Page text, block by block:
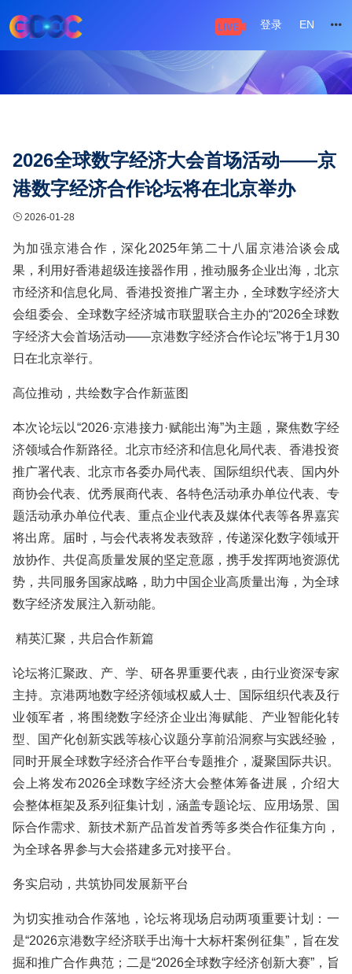
登录 EN
2026全球数字经济大会首场活动——京
港数字经济合作论坛将在北京举办
2026-01-28
为加强京港合作，深化2025年第二十八届京港洽谈会成
果，利用好香港超级连接器作用，推动服务企业出海，北京
市经济和信息化局、香港投资推广署主办，全球数字经济大
会组委会、全球数字经济城市联盟联合主办的“2026全球数
字经济大会首场活动——京港数字经济合作论坛”将于1月30
日在北京举行。
高位推动，共绘数字合作新蓝图
本次论坛以“2026·京港接力·赋能出海”为主题，聚焦数字经
济领域合作新路径。北京市经济和信息化局代表、香港投资
推广署代表、北京市各委办局代表、国际组织代表、国内外
商协会代表、优秀展商代表、各特色活动承办单位代表、专
题活动承办单位代表、重点企业代表及媒体代表等各界嘉宾
将出席。届时，与会代表将发表致辞，传递深化数字领域开
放协作、共促高质量发展的坚定意愿，携手发挥两地资源优
势，共同服务国家战略，助力中国企业高质量出海，为全球
数字经济发展注入新动能。
精英汇聚，共启合作新篇
论坛将汇聚政、产、学、研各界重要代表，由行业资深专家
主持。京港两地数字经济领域权威人士、国际组织代表及行
业领军者，将围绕数字经济企业出海赋能、产业智能化转
型、国产化创新实践等核心议题分享前沿洞察与实践经验，
同时开展全球数字经济合作平台专题推介，凝聚国际共识。
会上将发布2026全球数字经济大会整体筹备进展，介绍大
会整体框架及系列征集计划，涵盖专题论坛、应用场景、国
际合作需求、新技术新产品首发首秀等多类合作征集方向，
为全球各界参与大会搭建多元对接平台。
务实启动，共筑协同发展新平台
为切实推动合作落地，论坛将现场启动两项重要计划：一
是“2026京港数字经济联手出海十大标杆案例征集”，旨在发
掘和推广合作典范；二是“2026全球数字经济创新大赛”，旨